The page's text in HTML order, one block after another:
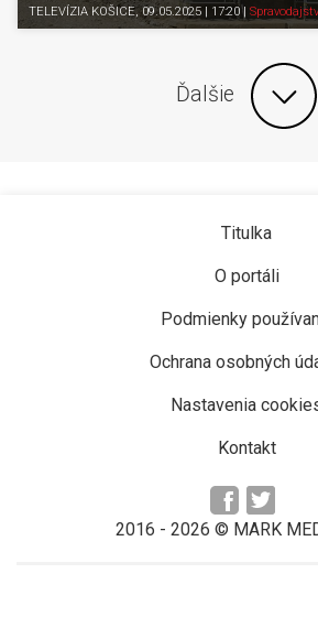
TELEVÍZIA KOŠICE, 09.05.2025 | 17:20|
Ďalšie
Titulka
O portáli
Podmienky
Ochrana osobných
Nastavenia
Kontakt
2016 - 2026 © MARK